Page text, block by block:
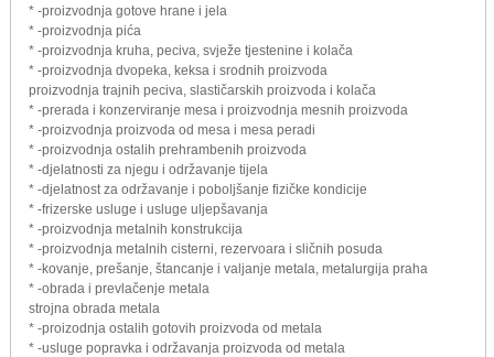
* -proizvodnja gotove hrane i jela
* -proizvodnja pića
* -proizvodnja kruha, peciva, svježe tjestenine i kolača
* -proizvodnja dvopeka, keksa i srodnih proizvoda
proizvodnja trajnih peciva, slastičarskih proizvoda i kolača
* -prerada i konzerviranje mesa i proizvodnja mesnih proizvoda
* -proizvodnja proizvoda od mesa i mesa peradi
* -proizvodnja ostalih prehrambenih proizvoda
* -djelatnosti za njegu i održavanje tijela
* -djelatnost za održavanje i poboljšanje fizičke kondicije
* -frizerske usluge i usluge uljepšavanja
* -proizvodnja metalnih konstrukcija
* -proizvodnja metalnih cisterni, rezervoara i sličnih posuda
* -kovanje, prešanje, štancanje i valjanje metala, metalurgija praha
* -obrada i prevlačenje metala
strojna obrada metala
* -proizodnja ostalih gotovih proizvoda od metala
* -usluge popravka i održavanja proizvoda od metala